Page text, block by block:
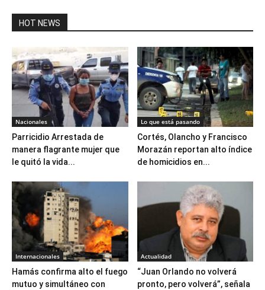
HOT NEWS
Nacionales
Parricidio Arrestada de
manera flagrante mujer que
le quitó la vida...
Lo que está pasando
Cortés, Olancho y Francisco
Morazán reportan alto índice
de homicidios en...
Internacionales
Hamás confirma alto el fuego
mutuo y simultáneo con
Actualidad
“Juan Orlando no volverá
pronto, pero volverá”, señala